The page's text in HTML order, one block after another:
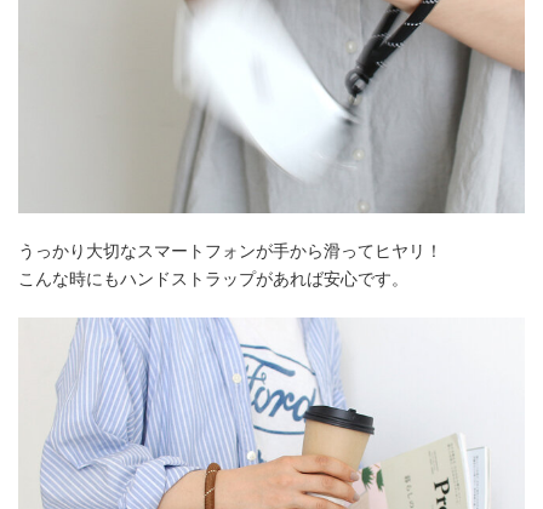
うっかり大切なスマートフォンが手から滑ってヒヤリ！
こんな時にもハンドストラップがあれば安心です。